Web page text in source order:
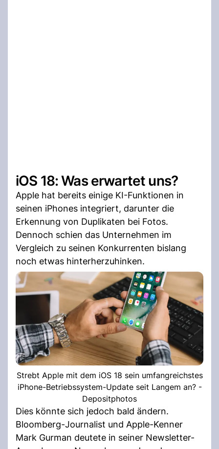
iOS 18: Was erwartet uns?
Apple hat bereits einige KI-Funktionen in
seinen iPhones integriert, darunter die
Erkennung von Duplikaten bei Fotos.
Dennoch schien das Unternehmen im
Vergleich zu seinen Konkurrenten bislang
noch etwas hinterherzuhinken.
Strebt Apple mit dem iOS 18 sein umfangreichstes
iPhone-Betriebssystem-Update seit Langem an? -
Depositphotos
Dies könnte sich jedoch bald ändern.
Bloomberg-Journalist und Apple-Kenner
Mark Gurman deutete in seiner Newsletter-